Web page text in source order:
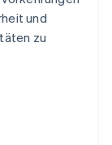
und
zu